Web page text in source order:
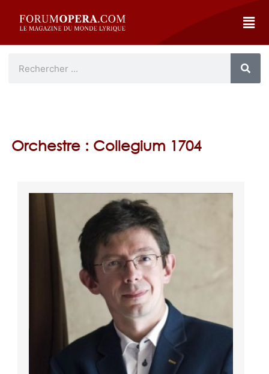
Orchestre : Collegium 1704